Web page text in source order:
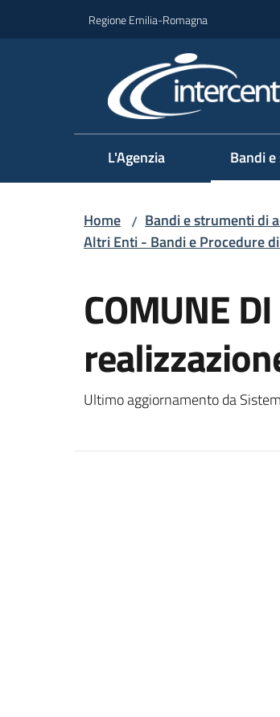
Regione Emilia-Romagna
L'Agenzia Bandi
Home / Bandi e strumenti di
Altri Enti - Bandi e Procedure di
COMUNE
Ultimo aggiornamento da